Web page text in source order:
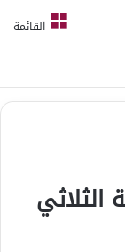
القائمة
الثلاثي